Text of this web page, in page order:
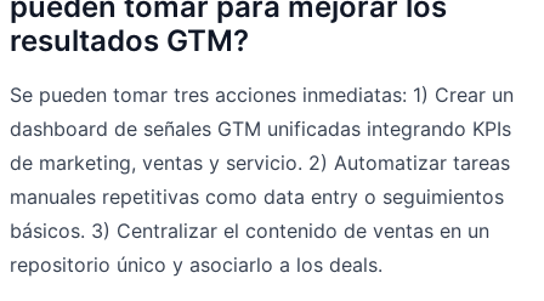
resultados GTM?
Se pueden tomar tres acciones inmediatas: 1) Crear un
dashboard de señales GTM unificadas integrando KPIs
de marketing, ventas y servicio. 2) Automatizar tareas
manuales repetitivas como data entry o seguimientos
básicos. 3) Centralizar el contenido de ventas en un
repositorio único y asociarlo a los deals.